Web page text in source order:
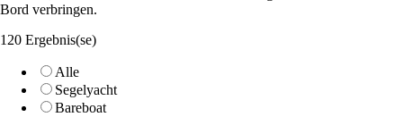
Bord verbringen.
120 Ergebnis(se)
Alle
Segelyacht
Bareboat